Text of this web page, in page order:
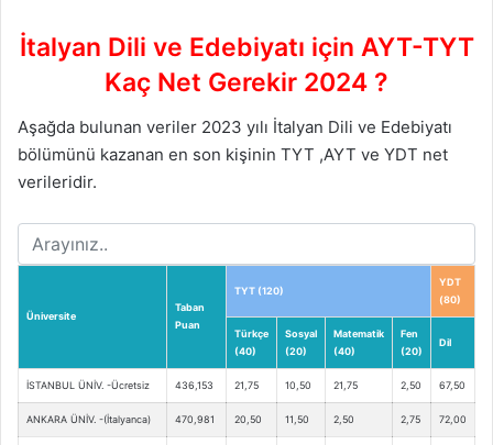
İtalyan Dili ve Edebiyatı için AYT-TYT
Kaç Net Gerekir 2024 ?
Aşağda bulunan veriler 2023 yılı İtalyan Dili ve Edebiyatı
bölümünü kazanan en son kişinin TYT ,AYT ve YDT net
verileridir.
Üniversite
Taban
Puan
TYT (120)
YDT
(80)
Türkçe
(40)
Sosyal
(20)
Matematik
(40)
Fen
(20)
Dil
İSTANBUL ÜNİV. -Ücretsiz 436,153 21,75 10,50 21,75 2,50 67,50
ANKARA ÜNİV. -(İtalyanca) 470,981 20,50 11,50 2,50 2,75 72,00